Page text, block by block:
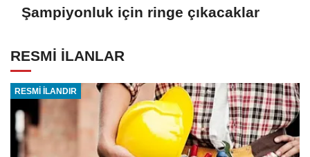
Şampiyonluk için ringe çıkacaklar
RESMİ İLANLAR
RESMİ İLANDIR